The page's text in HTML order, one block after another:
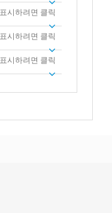
표시하려면 클릭
표시하려면 클릭
표시하려면 클릭